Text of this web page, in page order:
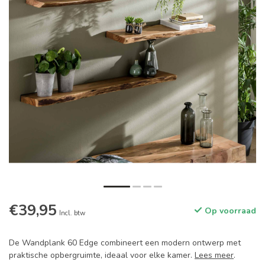
€39,95 Incl. btw Op voorraad
De Wandplank 60 Edge combineert een modern ontwerp met
praktische opbergruimte, ideaal voor elke kamer. Lees meer.